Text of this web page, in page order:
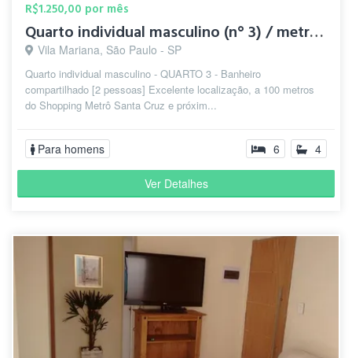
R$1.250,00 por mês
Quarto individual masculino (n° 3) / metrô Santa Cruz
Vila Mariana, São Paulo - SP
Quarto individual masculino - QUARTO 3 - Banheiro
compartilhado [2 pessoas] Excelente localização, a 100 metros
do Shopping Metrô Santa Cruz e próxim...
Para homens 6 4
Ver Detalhes